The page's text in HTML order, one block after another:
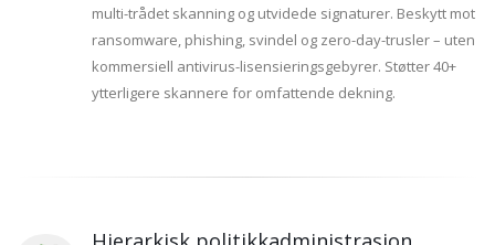
multi-trådet skanning og utvidede signaturer. Beskytt mot
ransomware, phishing, svindel og zero-day-trusler – uten
kommersiell antivirus-lisensieringsgebyrer. Støtter 40+
ytterligere skannere for omfattende dekning.